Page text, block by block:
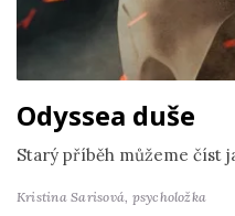
Odyssea duše
Starý příběh můžeme číst
Kristina Sarisová, psycholožka